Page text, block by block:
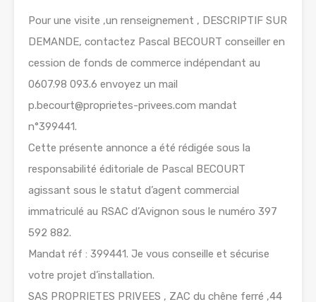
Pour une visite ,un renseignement , DESCRIPTIF SUR
DEMANDE, contactez Pascal BECOURT conseiller en
cession de fonds de commerce indépendant au
0607.98 093.6 envoyez un mail
p.becourt@proprietes-privees.com mandat
n°399441.
Cette présente annonce a été rédigée sous la
responsabilité éditoriale de Pascal BECOURT
agissant sous le statut d’agent commercial
immatriculé au RSAC d’Avignon sous le numéro 397
592 882.
Mandat réf : 399441. Je vous conseille et sécurise
votre projet d’installation.
SAS PROPRIETES PRIVEES , ZAC du chêne ferré ,44